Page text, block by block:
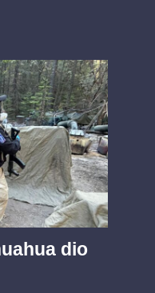
dio